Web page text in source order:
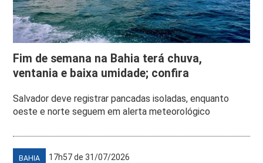
Fim de semana na Bahia terá chuva,
ventania e baixa umidade; confira
Salvador deve registrar pancadas isoladas, enquanto
oeste e norte seguem em alerta meteorológico
BAHIA 17h57 de 31/07/2026